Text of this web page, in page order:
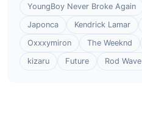
YoungBoy Never Broke Again
Japonca
Kendrick Lamar
Oxxxymiron
The Weeknd
kizaru
Future Rod Wave